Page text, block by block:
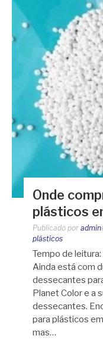
Onde
plásticos
Publicado por admin
plásticos
Tempo de leitura:
Ainda está com
dessecantes
Planet Color e a
dessecantes.
para plásticos
mas…